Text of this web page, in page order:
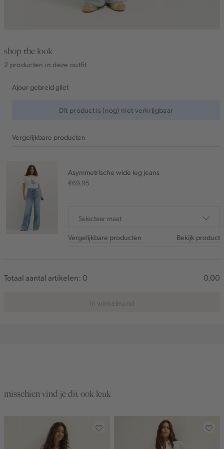
shop the look
2 producten in deze outfit
Ajour gebreid gilet
Dit product is (nog) niet verkrijgbaar
Vergelijkbare producten
Asymmetrische wide leg jeans
€69.95
Selecteer maat
Vergelijkbare producten Bekijk product
Totaal aantal artikelen: 0 0.00
In winkelmand
misschien vind je dit ook leuk